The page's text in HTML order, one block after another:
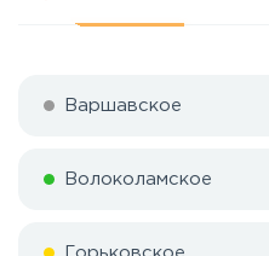
Варшавское
Волоколамское